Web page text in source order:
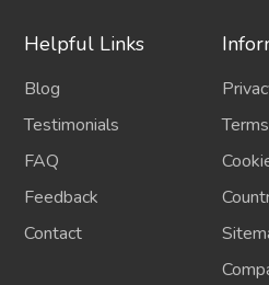
Helpful Links
Blog
Testimonials
FAQ
Feedback
Contact